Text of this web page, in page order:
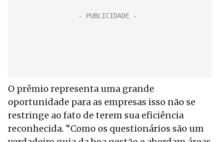
O prêmio representa uma grande
oportunidade para as empresas isso não se
restringe ao fato de terem sua eficiência
reconhecida. “Como os questionários são um